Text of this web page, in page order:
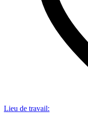
Lieu de travail: